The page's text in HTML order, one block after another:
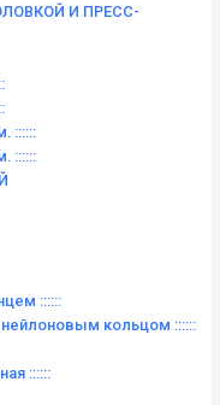
И ПРЕСС-
::::::
::::::
::::::
нейлоновым кольцом ::::::
::::::